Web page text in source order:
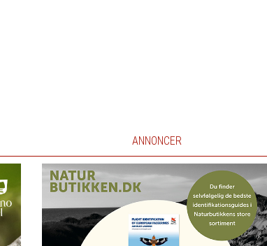
ANNONCER